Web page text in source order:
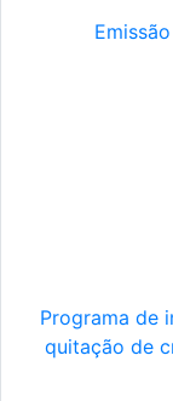
Programa de
quitação de